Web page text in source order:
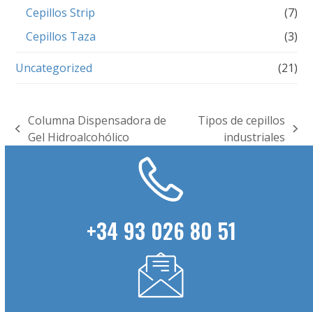
Cepillos Strip
(7)
Cepillos Taza
(3)
Uncategorized (21)
previous
Columna Dispensadora de
Gel Hidroalcohólico
Tipos de cepillos
industriales
+34 93 026 80 51